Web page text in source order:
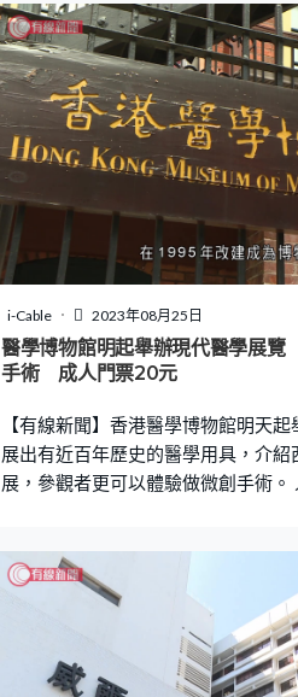
i-Cable 2023年08月25日
醫學博物館明起舉辦現代醫學展
手術 成人門票20元
【有線新聞】香港醫學博物館明天起
展出有近百年歷史的醫學用具，介紹
展，參觀者更可以體驗做微創手術。
習表現。看到旁邊這部在60年代生
心聲機可以將血液流動化為聲音，
跳。這個在1930年生產的微型膀胱
品，不過這種金屬鏡在60年代已被
軟管物料。場內亦有展示最新的醫